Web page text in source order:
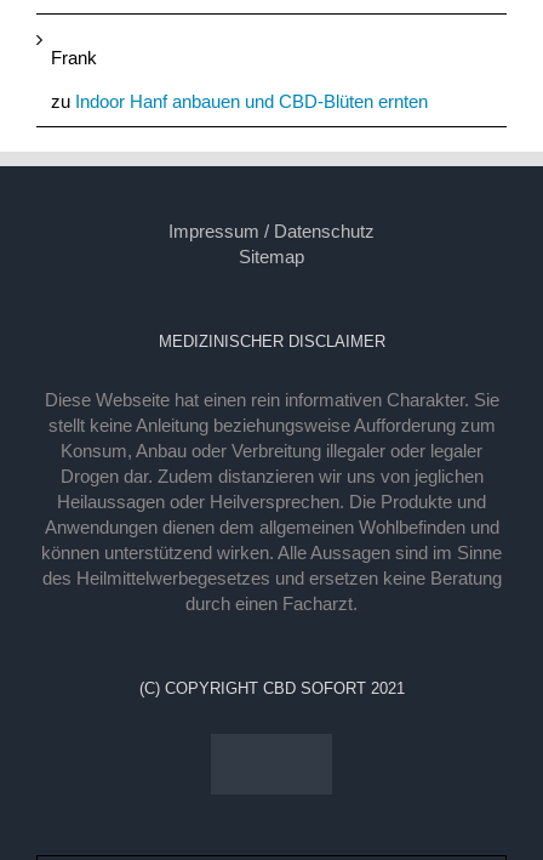
Frank
zu Indoor Hanf anbauen und CBD-Blüten ernten
Impressum / Datenschutz
Sitemap
MEDIZINISCHER DISCLAIMER
Diese Webseite hat einen rein informativen Charakter. Sie
stellt keine Anleitung beziehungsweise Aufforderung zum
Konsum, Anbau oder Verbreitung illegaler oder legaler
Drogen dar. Zudem distanzieren wir uns von jeglichen
Heilaussagen oder Heilversprechen. Die Produkte und
Anwendungen dienen dem allgemeinen Wohlbefinden und
können unterstützend wirken. Alle Aussagen sind im Sinne
des Heilmittelwerbegesetzes und ersetzen keine Beratung
durch einen Facharzt.
(C) COPYRIGHT CBD SOFORT 2021